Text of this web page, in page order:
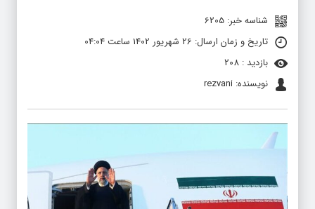
شناسه خبر: 6205
تاریخ و زمان ارسال: 26 شهریور 1402 ساعت 04:04
بازدید : 208
نویسنده: rezvani